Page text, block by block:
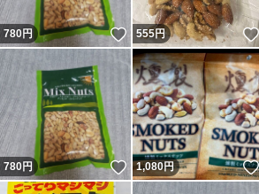
780円 いいね！
555円
780円 いいね！
1,080円